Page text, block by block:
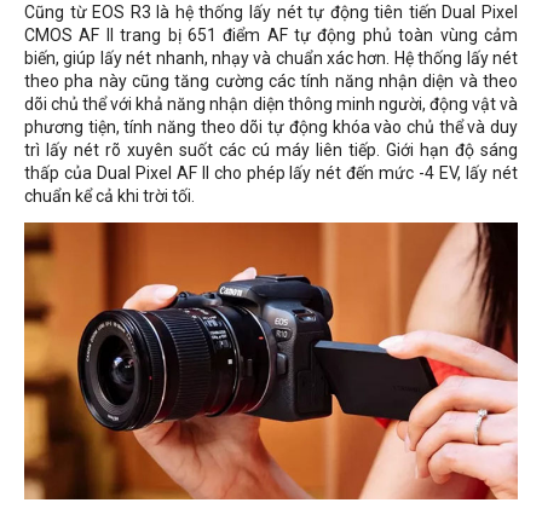
Cũng từ EOS R3 là hệ thống lấy nét tự động tiên tiến Dual Pixel
CMOS AF II trang bị 651 điểm AF tự động phủ toàn vùng cảm
biến, giúp lấy nét nhanh, nhạy và chuẩn xác hơn. Hệ thống lấy nét
theo pha này cũng tăng cường các tính năng nhận diện và theo
dõi chủ thể với khả năng nhận diện thông minh người, động vật và
phương tiện, tính năng theo dõi tự động khóa vào chủ thể và duy
trì lấy nét rõ xuyên suốt các cú máy liên tiếp. Giới hạn độ sáng
thấp của Dual Pixel AF II cho phép lấy nét đến mức -4 EV, lấy nét
chuẩn kể cả khi trời tối.